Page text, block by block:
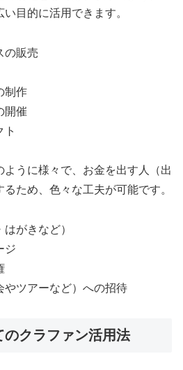
目的に活用できます。
販売
制作
催
ように様々で、お金を出す人（出
ため、色々な工夫が可能です。
がきなど）
ジ
ツアーなど）への招待
のクラファン活用法